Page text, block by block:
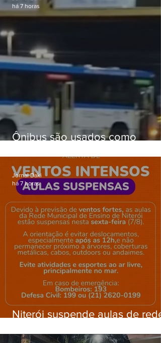
Ônibus são usados como
Gardênia Azul
há 7 horas
Niterói suspende aulas de rede
ventos fortes nesta sexta (7)
Jornal Daki
há 7 horas